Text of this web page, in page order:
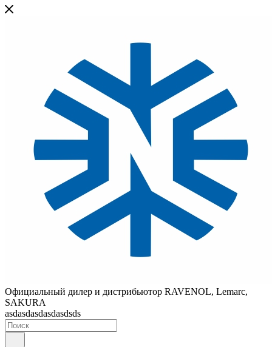
Официальный дилер и дистрибьютор RAVENOL, Lemarc,
SAKURA
asdasdasdasdasdsds